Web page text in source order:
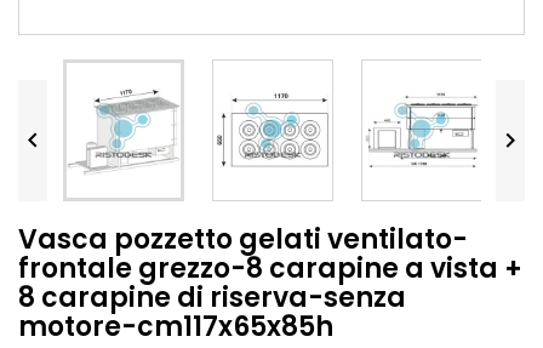
 
Vasca pozzetto gelati ventilato-
frontale grezzo-8 carapine a vista +
8 carapine di riserva-senza
motore-cm117x65x85h